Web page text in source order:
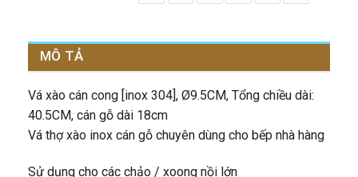
MÔ TẢ
Vá xào cán cong [inox 304], Ø9.5CM, Tổng chiều dài:
40.5CM, cán gỗ dài 18cm
Vá thợ xào inox cán gỗ chuyên dùng cho bếp nhà hàng
Sử dụng cho các chảo / xoong nồi lớn